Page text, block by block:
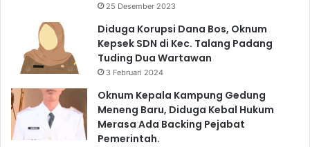
25 Desember 2023
Diduga Korupsi Dana Bos, Oknum
Kepsek SDN di Kec. Talang Padang
Tuding Dua Wartawan
3 Februari 2024
Oknum Kepala Kampung Gedung
Meneng Baru, Diduga Kebal Hukum
Merasa Ada Backing Pejabat
Pemerintah.